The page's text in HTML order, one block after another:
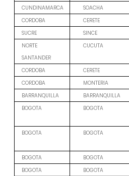
CUNDINAMARCA
SOACHA
CORDOBA
CERETE
SUCRE
SINCE
NORTE
SANTANDER
CUCUTA
CORDOBA CERETE
CORDOBA
MONTERIA
BARRANQUILLA
BARRANQUILLA
BOGOTA
BOGOTA
BOGOTA
BOGOTA
BOGOTA
BOGOTA
BOGOTA
BOGOTA